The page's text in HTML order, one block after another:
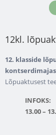
12kl.
12. klasside
Lõpuaktusest
INFOKS:
13.00 –